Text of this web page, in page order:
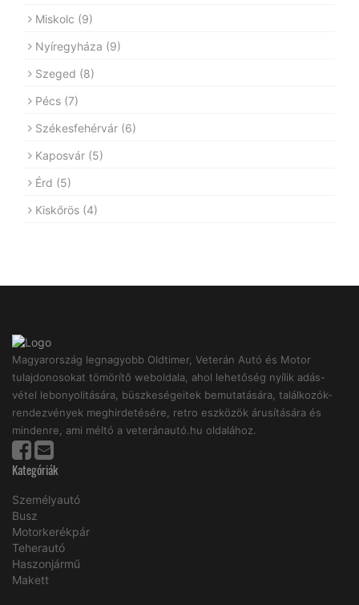
Miskolc (9)
Nyíregyháza (9)
Szeged (8)
Pécs (7)
Székesfehérvár (6)
Kaposvár (5)
Érd (5)
Kiskőrös (4)
Magyarország legnagyobb Oldtimer, Veterán Autó és Motor
tulajdonosokat tömörítő weboldala, ahol lehetőség nyílik adás-
vétel lebonyolitására, büszkeségeitek bemutatására, találkozók-
rendezvények meghirdetésére, retro eszközök árusítására és
mindenre, ami méltó a veteránautó.hu oldalához.
Kategóriák
Személyautó
Busz
Motorkerékpár
Teherautó
Haszonjármű
Makett